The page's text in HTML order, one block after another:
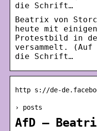
die Schrift…
Beatrix von
heute mit einigen
Protestbild in
versammelt.
die Schrift…
http s://de-
› posts
AfD –